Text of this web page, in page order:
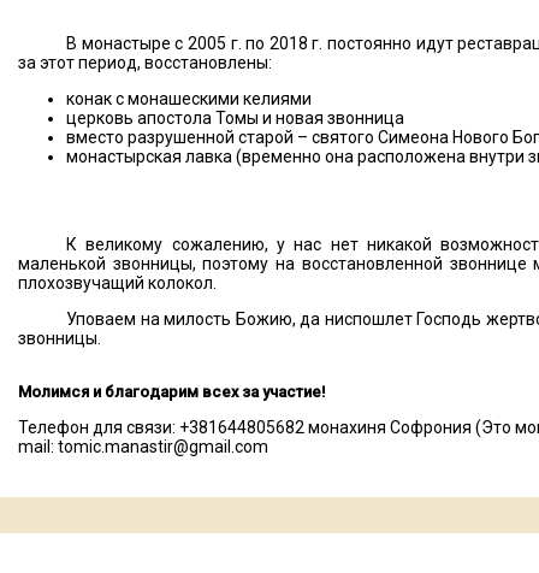
В монастыре с 2005 г. по 2018 г. постоянно идут
за этот период, восстановлены:
конак с монашескими келиями
церковь апостола Томы и новая звонница
вместо разрушенной старой – святого Симеона Нового
монастырская лавка (временно она расположена внутри
К великому сожалению, у нас нет никакой
маленькой звонницы, поэтому на восстановленной
плохозвучащий колокол.
Уповаем на милость Божию, да ниспошлет Господь
звонницы.
Молимся и благодарим всех за участие!
Телефон для связи: +381644805682 монахиня Софрония (Это
mail: tomic.manastir@gmail.com